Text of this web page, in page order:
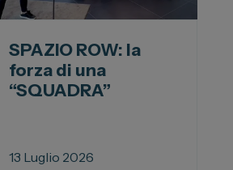
Business
SPAZIO ROW: la
forza di una
“SQUADRA”
13 Luglio 2026